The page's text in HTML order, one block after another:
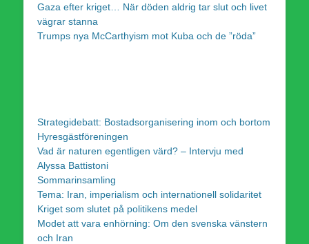
Gaza efter kriget… När döden aldrig tar slut och livet
vägrar stanna
Trumps nya McCarthyism mot Kuba och de ”röda”
Strategidebatt: Bostadsorganisering inom och bortom
Hyresgästföreningen
Vad är naturen egentligen värd? – Intervju med
Alyssa Battistoni
Sommarinsamling
Tema: Iran, imperialism och internationell solidaritet
Kriget som slutet på politikens medel
Modet att vara enhörning: Om den svenska vänstern
och Iran